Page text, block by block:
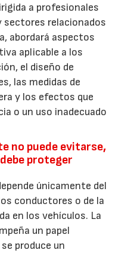
a profesionales
sectores relacionados
abordará aspectos
aplicable a los
el diseño de
las medidas de
y los efectos que
o un uso inadecuado
no puede evitarse,
proteger
únicamente del
conductores o de la
en los vehículos. La
un papel
produce un